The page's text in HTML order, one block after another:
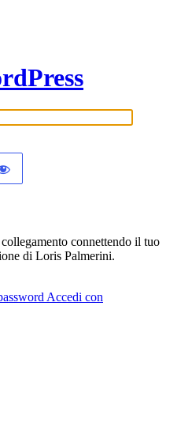
connettendo il tuo
di Loris Palmerini.
Accedi con